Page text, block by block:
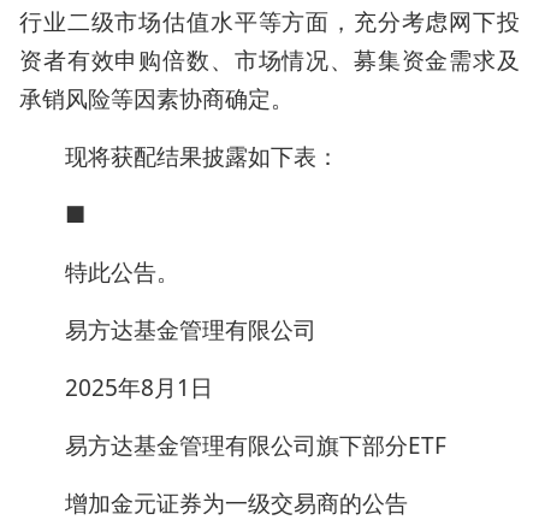
行业二级市场估值水平等方面，充分考虑网下投
资者有效申购倍数、市场情况、募集资金需求及
承销风险等因素协商确定。
现将获配结果披露如下表：
■
特此公告。
易方达基金管理有限公司
2025年8月1日
易方达基金管理有限公司旗下部分ETF
增加金元证券为一级交易商的公告